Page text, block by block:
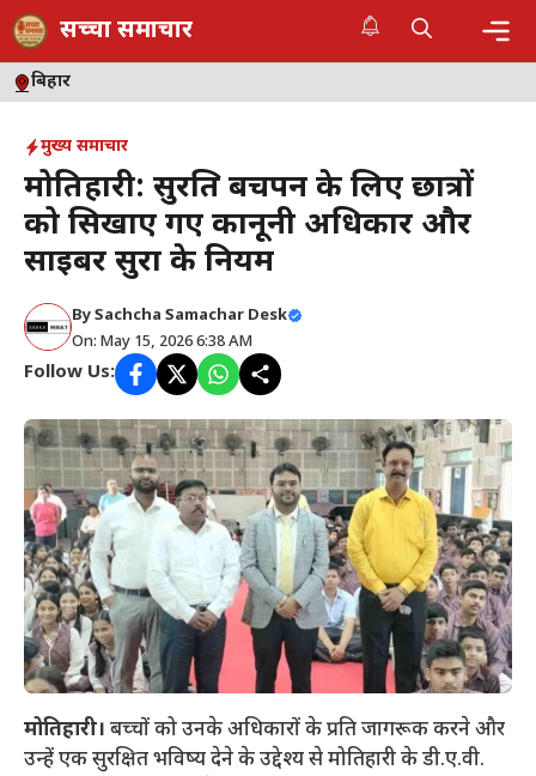
Skip
to
content
सच्चा समाचार
बिहार
मुख्य समाचार
मोतिहारी: सुरक्षित बचपन के लिए छात्रों
को सिखाए गए कानूनी अधिकार और
साइबर सुरक्षा के नियम
BySachcha Samachar Desk
On: May 15, 2026 6:38 AM
Follow Us:
मोतिहारी। बच्चों को उनके अधिकारों के प्रति जागरूक करने और
उन्हें एक सुरक्षित भविष्य देने के उद्देश्य से मोतिहारी के डी.ए.वी.